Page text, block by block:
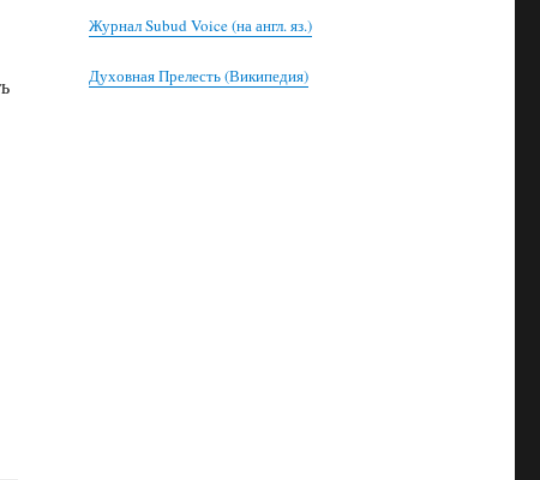
Журнал Subud Voice (на англ. яз.)
Духовная Прелесть (Википедия)